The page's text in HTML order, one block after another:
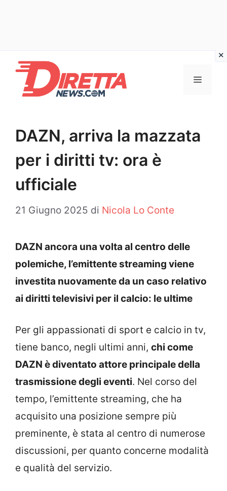
contenuto
Menu
DAZN, arriva la mazzata
per i diritti tv: ora è
ufficiale
21 Giugno 2025 di Nicola Lo Conte
DAZN ancora una volta al centro delle
polemiche, l’emittente streaming viene
investita nuovamente da un caso relativo
ai diritti televisivi per il calcio: le ultime
Per gli appassionati di sport e calcio in tv,
tiene banco, negli ultimi anni, chi come
DAZN è diventato attore principale della
trasmissione degli eventi. Nel corso del
tempo, l’emittente streaming, che ha
acquisito una posizione sempre più
preminente, è stata al centro di numerose
discussioni, per quanto concerne modalità
e qualità del servizio.